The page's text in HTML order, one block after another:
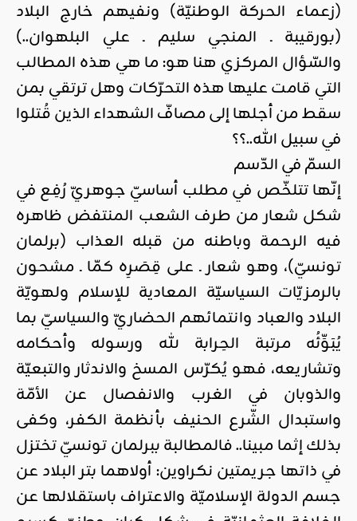
(زعماء الحركة الوطنيّة) ونفيهم خارج البلاد
(بورقيبة ـ المنجي سليم ـ علي البلهوان..)
والسّؤال المركزي هنا هو: ما هي هذه المطالب
التي قامت عليها هذه التحرّكات وهل ترتقي بمن
سقط من أجلها إلى مصافّ الشهداء الذين قُتلوا
في سبيل الله..؟؟
السمّ في الدّسم
إنّها تتلخّص في مطلب أساسيّ جوهريّ رُفِع في
شكل شعار من طرف الشعب المنتفض ظاهره
فيه الرحمة وباطنه من قبله العذاب (برلمان
تونسيّ)، وهو شعار ـ على قِصَرِه كمّا ـ مشحون
بالرمزيّات السياسيّة المعادية للإسلام ولهويّة
البلاد والعباد وانتمائهم الحضاريّ والسياسيّ بما
يُبَوِّئُه مرتبة الحِرابة لله ورسوله وأحكامه
وتشاريعه، فهو يُكرّس المسخ والاندثار والتبعيّة
والذوبان في الغرب والانفصال عن الأمّة
واستبدال الشّرع الحنيف بأنظمة الكفر، وكفى
بذلك إثما مبينا.. فالمطالبة ببرلمان تونسيّ تختزل
في ذاتها جريمتين نكراوين: أولاهما بتر البلاد عن
جسم الدولة الإسلاميّة والاعتراف باستقلالها عن